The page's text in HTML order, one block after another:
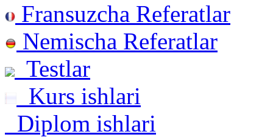
Fransuzcha Referatlar
Nemischa Referatlar
Testlar
Kurs ishlari
Diplom ishlari